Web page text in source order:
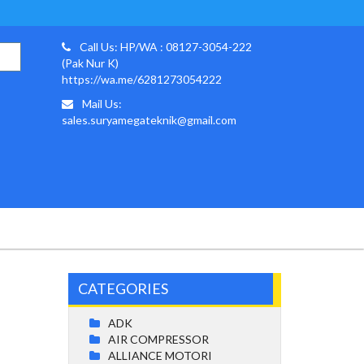
Call Us: HP/WA : 08127-3054-222
(Pak Nur K)
https://wa.me/6281273054222
Mail Us:
sales.suryamegateknik@gmail.com
CATEGORIES
ADK
AIR COMPRESSOR
ALLIANCE MOTORI